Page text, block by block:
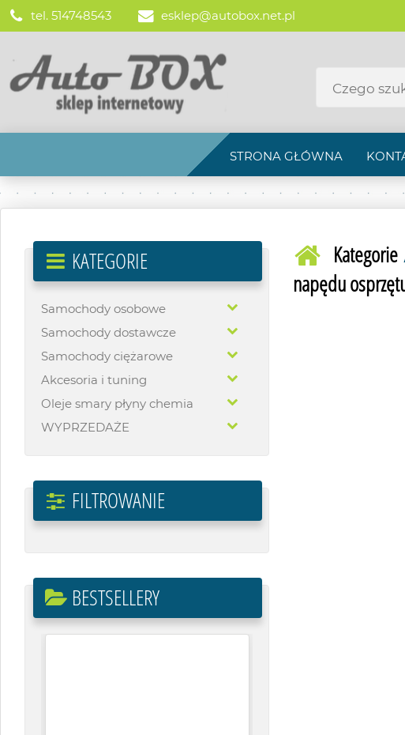
tel. 514748543 esklep@autobox.net.pl
STRONA GŁÓWNA
KATEGORIE
Samochody osobowe
Samochody dostawcze
Samochody ciężarowe
Akcesoria i tuning
Oleje smary płyny chemia
WYPRZEDAŻE
FILTROWANIE
BESTSELLERY
Kategorie
napędu